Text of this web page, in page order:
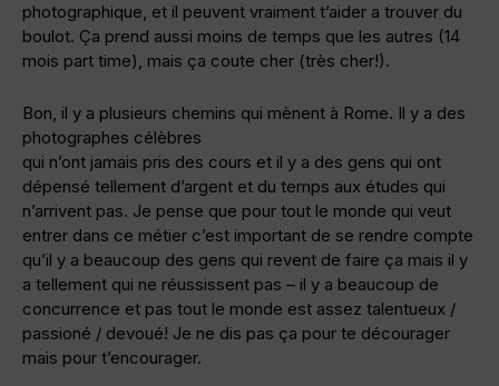
photographique, et il peuvent vraiment t’aider a trouver du
boulot. Ça prend aussi moins de temps que les autres (14
mois part time), mais ça coute cher (très cher!).
Bon, il y a plusieurs chemins qui mènent à Rome. Il y a des
photographes célèbres
qui n’ont jamais pris des cours et il y a des gens qui ont
dépensé tellement d’argent et du temps aux études qui
n’arrivent pas. Je pense que pour tout le monde qui veut
entrer dans ce métier c’est important de se rendre compte
qu’il y a beaucoup des gens qui revent de faire ça mais il y
a tellement qui ne réussissent pas – il y a beaucoup de
concurrence et pas tout le monde est assez talentueux /
passioné / devoué! Je ne dis pas ça pour te décourager
mais pour t’encourager.